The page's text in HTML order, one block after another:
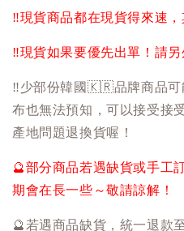
‼️現貨商品都在現貨得來速
‼️現貨如果要優先出單！請另
‼️少部份韓國 🇰🇷品牌商品
布也無法預知，可以接受接
產地問題退換貨喔！
🔮部分商品若遇缺貨或手工
期會在長一些～敬請諒解！
🔮 若遇商品缺貨，統一退款